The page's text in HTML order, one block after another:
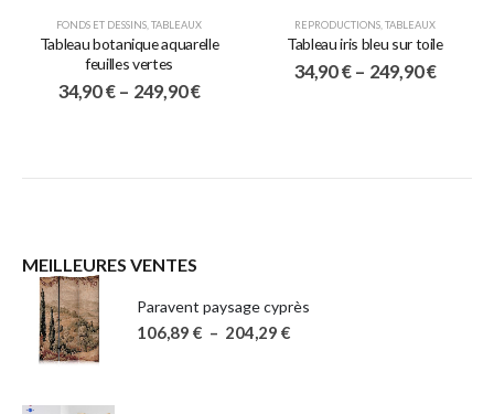
FONDS ET DESSINS TABLEAUX
Tableau botanique aquarelle
feuilles vertes
34,90€ – 249,90€
REPRODUCTIONS TABLEAUX
Tableau iris bleu sur toile
34,90€ – 249,90€
MEILLEURES VENTES
Paravent paysage cyprès
106,89 € – 204,29 €